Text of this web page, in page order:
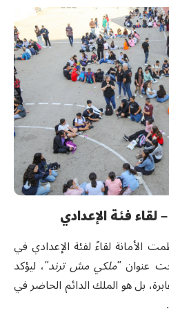
فئة الإعدادي
تشرين الثاني 2025 نظمت الأمانة لقاءً لفئة الإعدادي في
عنوان"ملكي مش ترند"، ليؤكد
بل هو الملك الدائم الحاضر في